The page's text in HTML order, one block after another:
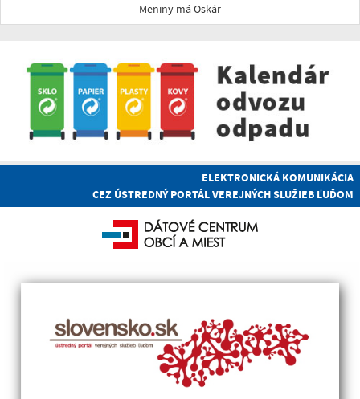
Meniny má Oskár
ELEKTRONICKÁ KOMUNIKÁCIA
CEZ ÚSTREDNÝ PORTÁL VEREJNÝCH SLUŽIEB ĽUĎOM